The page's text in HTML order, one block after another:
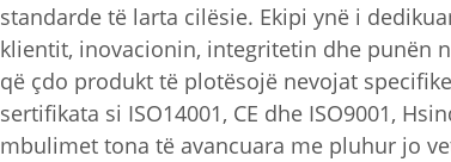
standarde të larta cilësie. Ekipi ynë i
klientit, inovacionin, integritetin dhe punën
që çdo produkt të plotësojë nevojat
sertifikata si ISO14001, CE dhe ISO9001,
mbulimet tona të avancuara me pluhur jo